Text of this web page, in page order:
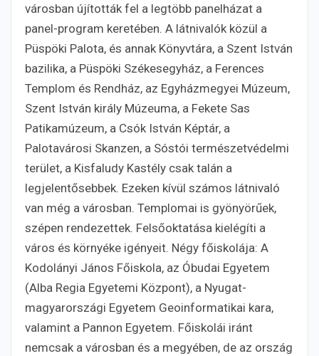
városban újították fel a legtöbb panelházat a
panel-program keretében. A látnivalók közül a
Püspöki Palota, és annak Könyvtára, a Szent István
bazilika, a Püspöki Székesegyház, a Ferences
Templom és Rendház, az Egyházmegyei Múzeum,
Szent István király Múzeuma, a Fekete Sas
Patikamúzeum, a Csók István Képtár, a
Palotavárosi Skanzen, a Sóstói természetvédelmi
terület, a Kisfaludy Kastély csak talán a
legjelentősebbek. Ezeken kívül számos látnivaló
van még a városban. Templomai is gyönyörűek,
szépen rendezettek. Felsőoktatása kielégíti a
város és környéke igényeit. Négy főiskolája: A
Kodolányi János Főiskola, az Óbudai Egyetem
(Alba Regia Egyetemi Központ), a Nyugat-
magyarországi Egyetem Geoinformatikai kara,
valamint a Pannon Egyetem. Főiskolái iránt
nemcsak a városban és a megyében, de az ország